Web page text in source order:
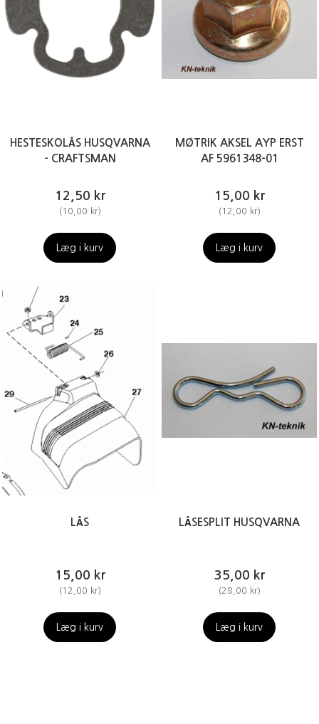
HESTESKOLÅS HUSQVARNA
- CRAFTSMAN
12,50 kr
( 10,00 kr)
Læg i kurv
MØTRIK AKSEL AYP ERST
AF 5961348-01
15,00 kr
( 12,00 kr)
Læg i kurv
LÅS
15,00 kr
( 12,00 kr)
Læg i kurv
LÅSESPLIT HUSQVARNA
35,00 kr
(28,00 kr)
Læg i kurv